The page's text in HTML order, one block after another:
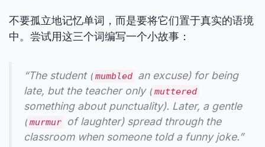
不要孤立地记忆单词，而是要将它们置于真实的语境
中。尝试用这三个词编写一个小故事：
“The student ( mumbled an excuse) for being
late, but the teacher only ( muttered
something about punctuality). Later, a gentle
( murmur
of laughter) spread through the
classroom when someone told a funny joke.”